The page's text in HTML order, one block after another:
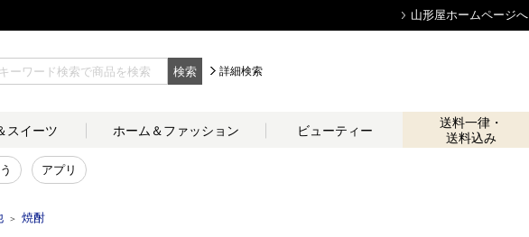
山形屋ホームページへ
検索 詳細検索
スイーツ ホーム＆ ファッション ビューティー
送料一律・
送料込み
アプリ
＞ 焼酎